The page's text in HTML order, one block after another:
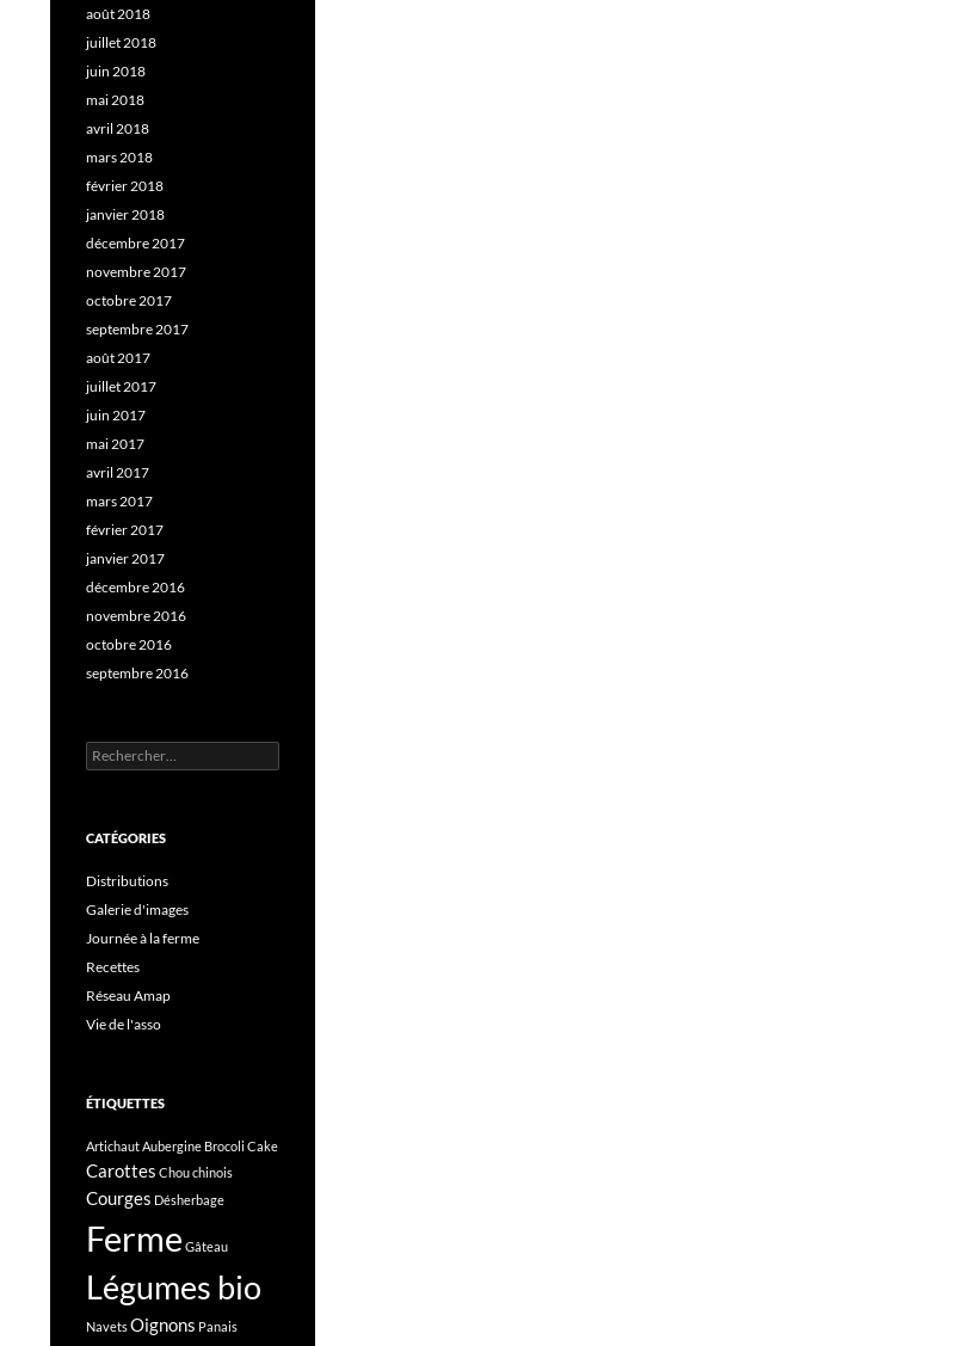
août 2018
juillet 2018
juin 2018
mai 2018
avril 2018
mars 2018
février 2018
janvier 2018
décembre 2017
novembre 2017
octobre 2017
septembre 2017
août 2017
juillet 2017
juin 2017
mai 2017
avril 2017
mars 2017
février 2017
janvier 2017
décembre 2016
novembre 2016
octobre 2016
septembre 2016
Rechercher :
CATÉGORIES
Distributions
Galerie d'images
Journée à la ferme
Recettes
Réseau Amap
Vie de l'asso
ÉTIQUETTES
ArtichautAubergine Brocoli Cake
Carottes Chou chinois
Courges Désherbage
Ferme Gâteau
Légumes bio
NavetsOignons Panais